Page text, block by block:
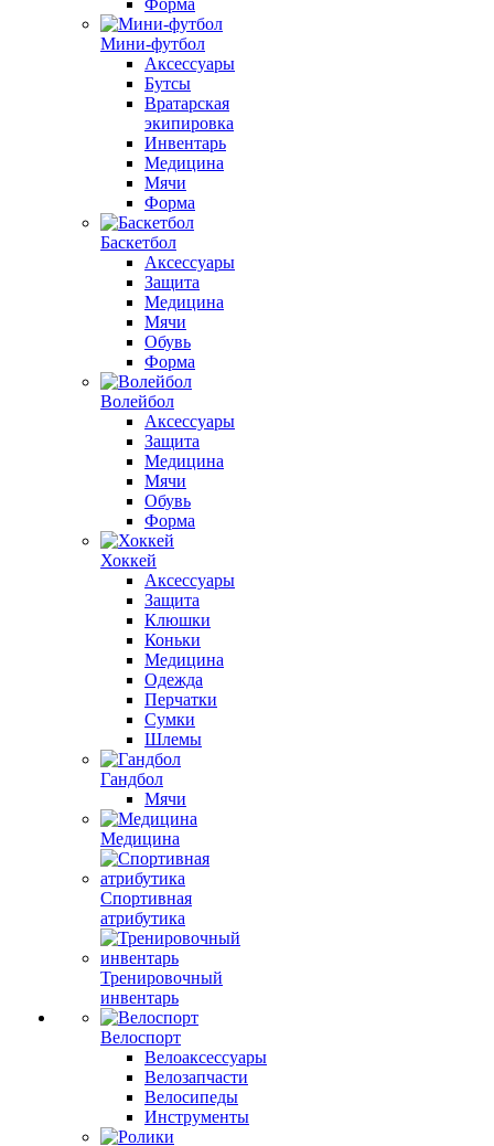
Форма
Мини-футбол
Аксессуары
Бутсы
Вратарская
экипировка
Инвентарь
Медицина
Мячи
Форма
Баскетбол
Аксессуары
Защита
Медицина
Мячи
Обувь
Форма
Волейбол
Аксессуары
Защита
Медицина
Мячи
Обувь
Форма
Хоккей
Аксессуары
Защита
Клюшки
Коньки
Медицина
Одежда
Перчатки
Сумки
Шлемы
Гандбол
Мячи
Медицина
Спортивная
атрибутика
Тренировочный
инвентарь
Велоспорт
Велоаксессуары
Велозапчасти
Велосипеды
Инструменты